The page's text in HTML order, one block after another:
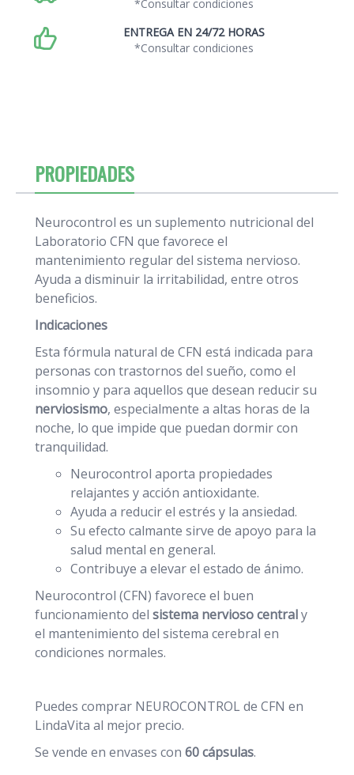
*Consultar condiciones
ENTREGA EN 24/72 HORAS
*Consultar condiciones
PROPIEDADES
Neurocontrol es un suplemento nutricional del
Laboratorio CFN que favorece el
mantenimiento regular del sistema nervioso.
Ayuda a disminuir la irritabilidad, entre otros
beneficios.
Indicaciones
Esta fórmula natural de CFN está indicada para
personas con trastornos del sueño, como el
insomnio y para aquellos que desean reducir su
nerviosismo, especialmente a altas horas de la
noche, lo que impide que puedan dormir con
tranquilidad.
Neurocontrol aporta propiedades
relajantes y acción antioxidante.
Ayuda a reducir el estrés y la ansiedad.
Su efecto calmante sirve de apoyo para la
salud mental en general.
Contribuye a elevar el estado de ánimo.
Neurocontrol (CFN) favorece el buen
funcionamiento del sistema nervioso centraly
el mantenimiento del sistema cerebral en
condiciones normales.
Puedes comprar NEUROCONTROL de CFN en
LindaVita al mejor precio.
Se vende en envases con 60 cápsulas.